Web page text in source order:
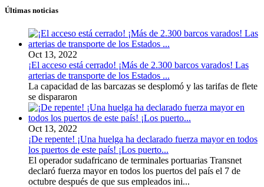
Últimas noticias
Oct 13, 2022
¡El acceso está cerrado! ¡Más de 2.300 barcos varados! Las
arterias de transporte de los Estados ...
La capacidad de las barcazas se desplomó y las tarifas de flete
se dispararon
Oct 13, 2022
¡De repente! ¡Una huelga ha declarado fuerza mayor en todos
los puertos de este país! ¡Los puerto...
El operador sudafricano de terminales portuarias Transnet
declaró fuerza mayor en todos los puertos del país el 7 de
octubre después de que sus empleados ini...